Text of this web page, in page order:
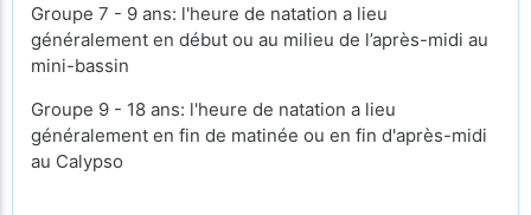
Groupe 7 - 9 ans: l'heure de natation a lieu
généralement en début ou au milieu de l’après-midi au
mini-bassin
Groupe 9 - 18 ans: l'heure de natation a lieu
généralement en fin de matinée ou en fin d'après-midi
au Calypso